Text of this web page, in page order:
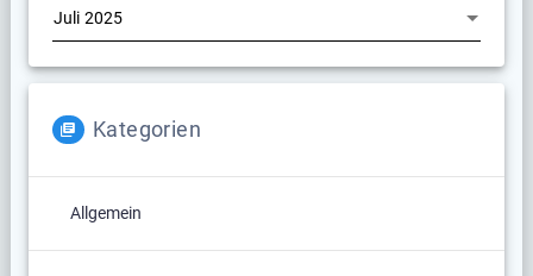
Kategorien
Allgemein